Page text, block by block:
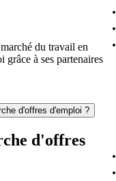
du travail en
à ses partenaires
d'offres d'emploi ?
d'offres